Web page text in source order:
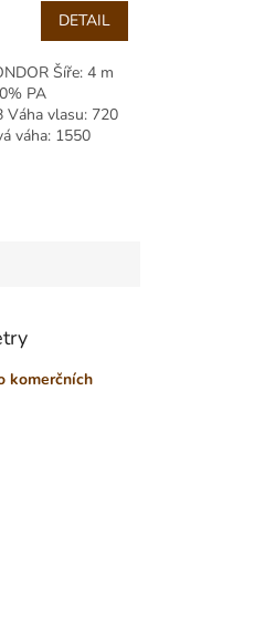
DETAIL
Šíře: 4 m
PA
Váha vlasu: 720
váha: 1550
komerčních